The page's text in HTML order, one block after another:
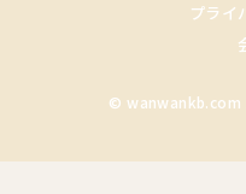
プライ
© wanwankb.com